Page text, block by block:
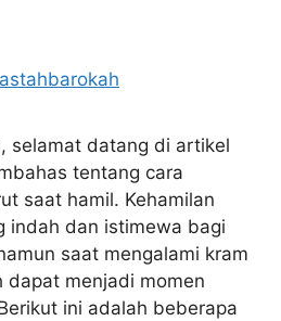
selamat datang di artikel
tentang cara
saat hamil. Kehamilan
indah dan istimewa bagi
saat mengalami kram
dapat menjadi momen
ini adalah beberapa